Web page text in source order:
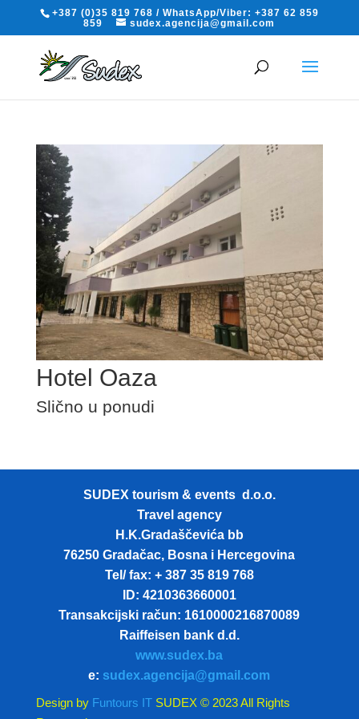
+387 (0)35 819 768 / WhatsApp/Viber: +387 62 859
859
sudex.agencija@gmail.com
Hotel Oaza
Slično u ponudi
SUDEX tourism & events d.o.o.
Travel agency
H.K.Gradaščevića bb
76250 Gradačac, Bosna i Hercegovina
Tel/ fax: + 387 35 819 768
ID: 4210363660001
Transakcijski račun: 1610000216870089
Raiffeisen bank d.d.
www.sudex.ba
e: sudex.agencija@gmail.com
Design byFuntours ITSUDEX © 2023 All Rights